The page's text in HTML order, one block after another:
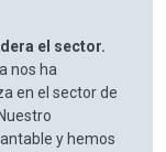
el sector.
nos ha
en el sector de
y hemos